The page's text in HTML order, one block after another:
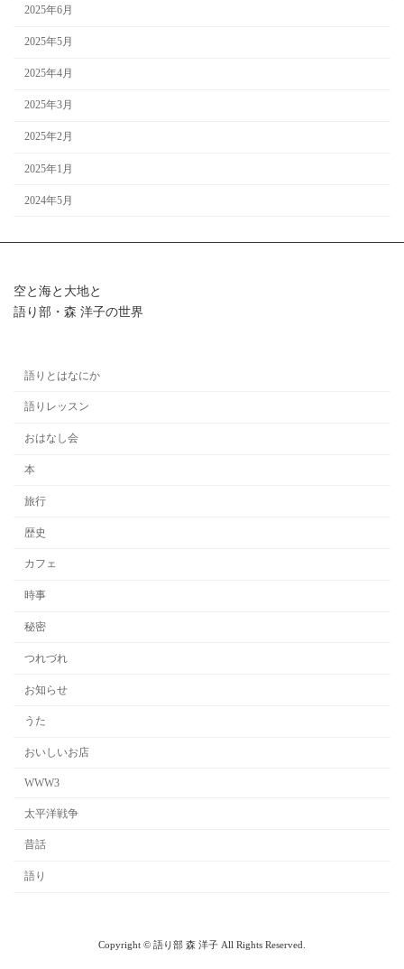
2025年6月
2025年5月
2025年4月
2025年3月
2025年2月
2025年1月
2024年5月
空と海と大地と
語り部・森 洋子の世界
語りとはなにか
語りレッスン
おはなし会
本
旅行
歴史
カフェ
時事
秘密
つれづれ
お知らせ
うた
おいしいお店
WWW3
太平洋戦争
昔話
語り
Copyright © 語り部 森 洋子 All Rights Reserved.